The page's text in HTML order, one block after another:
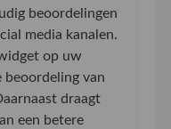
beoordelingen
media kanalen.
op uw
beoordeling van
draagt
een betere